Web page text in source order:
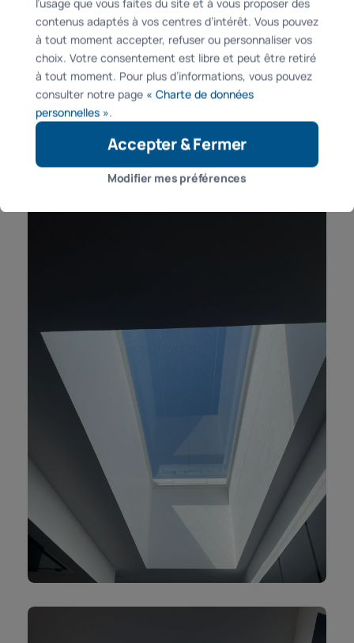
l’usage que vous faites du site et à vous proposer des
contenus adaptés à vos centres d’intérêt. Vous pouvez
à tout moment accepter, refuser ou personnaliser vos
choix. Votre consentement est libre et peut être retiré
à tout moment. Pour plus d’informations, vous pouvez
consulter notre page « Charte de données
personnelles ».
Accepter & Fermer
Modifier mes préférences